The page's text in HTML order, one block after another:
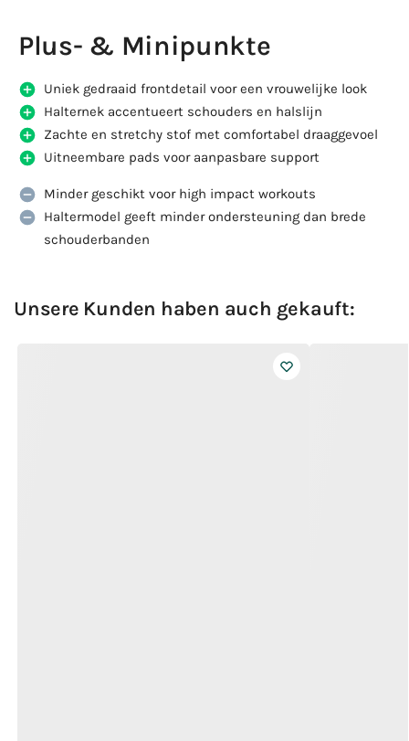
Plus- & Minipunkte
Uniek gedraaid frontdetail voor een vrouwelijke look
Halternek accentueert schouders en halslijn
Zachte en stretchy stof met comfortabel draaggevoel
Uitneembare pads voor aanpasbare support
Minder geschikt voor high impact workouts
Haltermodel geeft minder ondersteuning dan brede
schouderbanden
Unsere Kunden haben auch gekauft: